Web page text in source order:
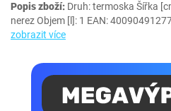
Popis zboží: Druh: termoska Šířka
nerez Objem [l]: 1 EAN:
zobrazit více